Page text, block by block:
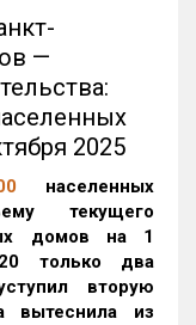
—
2025
населенных
текущего
домов на 1
только два
вторую
вытеснила из